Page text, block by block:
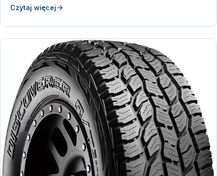
Czytaj więcej